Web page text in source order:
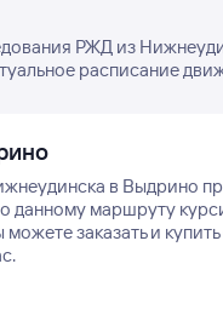
РЖД из
расписание
в Выдрино
данному маршруту
заказать и